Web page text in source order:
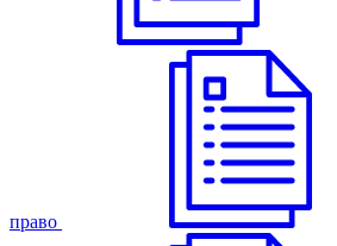
право